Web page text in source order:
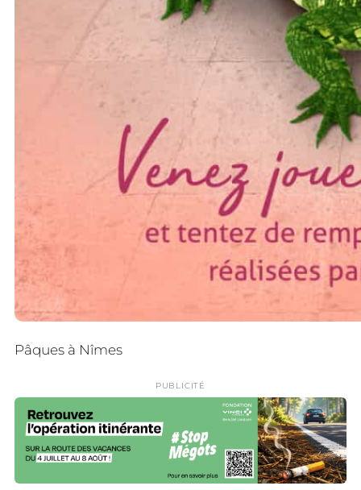
Pâques à Nîmes
PUBLICITÉ